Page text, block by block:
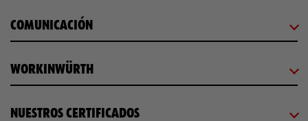
COMUNICACIÓN
WORKINWÜRTH
NUESTROS CERTIFICADOS